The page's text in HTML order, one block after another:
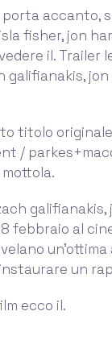
porta accanto,
fisher, jon
il. Trailer
galifianakis,
titolo
/
febbraio al
un
ecco il.